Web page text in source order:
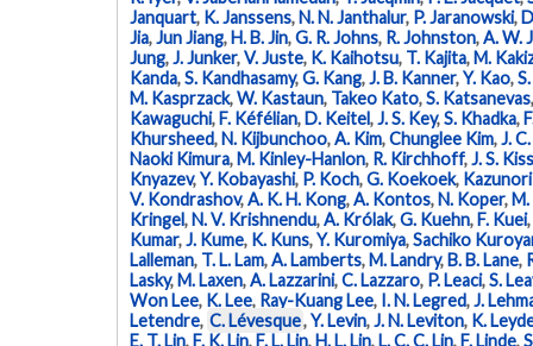
Janquart, K. Janssens,N. N. Janthalur, P. Jaranowski,
Jia,Jun Jiang,H. B. Jin,G. R. Johns, R. Johnston,A. W.
Jung,J. Junker,V. Juste, K. Kaihotsu, T. Kajita,M.
Kanda,S. Kandhasamy,G. Kang,J. B. Kanner,Y. Kao,
M. Kasprzack,W. Kastaun, Takeo Kato,S. Katsanevas
Kawaguchi,F. Kéfélian,D. Keitel,J. S. Key,S. Khadka,
Khursheed,N. Kijbunchoo,A. Kim,Chunglee Kim,J.
Naoki Kimura,M. Kinley-Hanlon, R. Kirchhoff,J. S.
Knyazev,Y. Kobayashi, P. Koch,G. Koekoek,
V. Kondrashov,A. K. H. Kong,A. Kontos,N. Koper,
Kringel,N. V. Krishnendu,A. Królak,G. Kuehn,F. Kuei,
Kumar,J. Kume, K. Kuns,Y. Kuromiya,Sachiko
Lalleman, T. L. Lam,A. Lamberts,M. Landry,B. B. Lane,
Lasky,M. Laxen,A. Lazzarini,C. Lazzaro, P. Leaci,S.
Won Lee, K. Lee, Ray-Kuang Lee, I. N. Legred,J.
Letendre, C. Lévesque,Y. Levin,J. N. Leviton, K.
E. T. Lin,F. K. Lin,F. L. Lin,H. L. Lin,L. C. C. Lin,F. Linde,